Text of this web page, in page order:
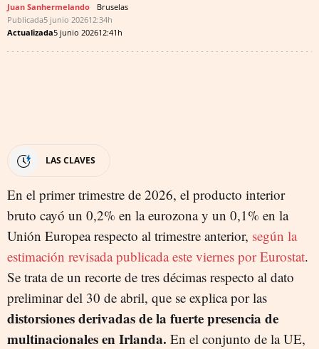
Juan Sanhermelando
Bruselas
Publicada5 junio 202612:34h
Actualizada5 junio 202612:41h
LAS CLAVES
En el primer trimestre de 2026, el producto interior
bruto cayó un 0,2% en la eurozona y un 0,1% en la
Unión Europea respecto al trimestre anterior, según la
estimación revisada publicada este viernes por Eurostat.
Se trata de un recorte de tres décimas respecto al dato
preliminar del 30 de abril, que se explica por las
distorsiones derivadas de la fuerte presencia de
multinacionales en Irlanda. En el conjunto de la UE,